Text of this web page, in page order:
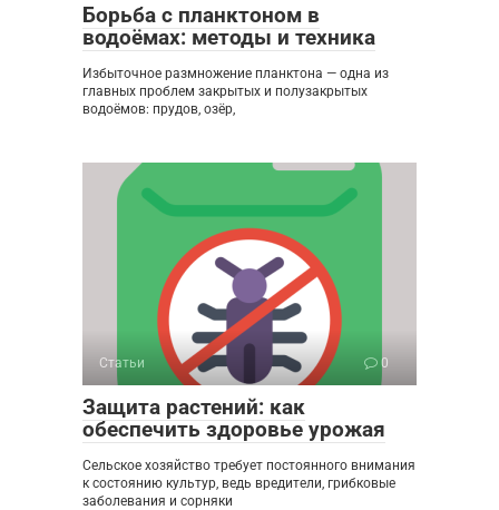
Борьба с планктоном в
водоёмах: методы и техника
Избыточное размножение планктона — одна из
главных проблем закрытых и полузакрытых
водоёмов: прудов, озёр,
Статьи 0
Защита растений: как
обеспечить здоровье урожая
Сельское хозяйство требует постоянного внимания
к состоянию культур, ведь вредители, грибковые
заболевания и сорняки